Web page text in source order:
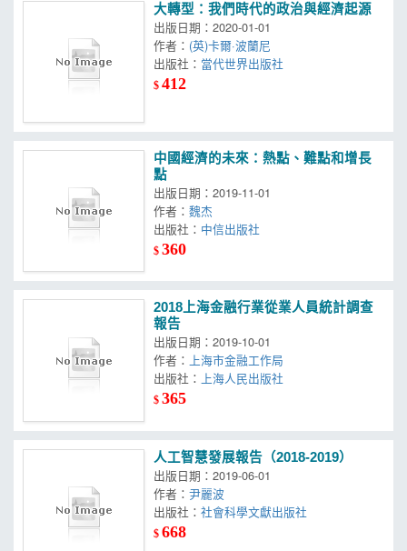
大轉型：我們時代的政治與經濟起源
出版日期：2020-01-01
作者： (英)卡爾·波蘭尼
出版社： 當代世界出版社
$412
中國經濟的未來：熱點、難點和增長
點
出版日期：2019-11-01
作者：魏杰
出版社： 中信出版社
$360
2018上海金融行業從業人員統計調查
報告
出版日期：2019-10-01
作者： 上海市金融工作局
出版社： 上海人民出版社
$365
人工智慧發展報告（2018-2019）
出版日期：2019-06-01
作者：尹麗波
出版社：社會科學文獻出版社
$668